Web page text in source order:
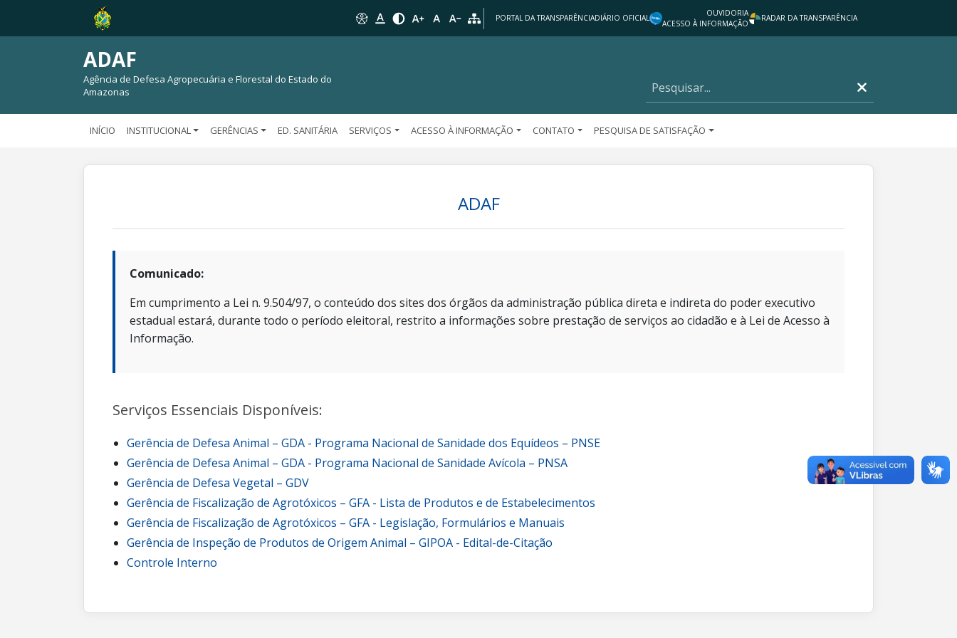
PORTAL DA TRANSPARÊNCIADIÁRIO OFICIAL
OUVIDORIA
ACESSO À INFORMAÇÃO
RADAR DA TRANSPARÊNCIA
ADAF
Agência de Defesa Agropecuária e Florestal do Estado do
Amazonas
INÍCIO INSTITUCIONAL GERÊNCIAS ED. SANITÁRIA SERVIÇOS ACESSO À INFORMAÇÃO CONTATO PESQUISA DE SATISFAÇÃO
ADAF
Comunicado:
Em cumprimento a Lei n. 9.504/97, o conteúdo dos sites dos órgãos da administração pública direta e indireta do poder executivo
estadual estará, durante todo o período eleitoral, restrito a informações sobre prestação de serviços ao cidadão e à Lei de Acesso à
Informação.
Serviços Essenciais Disponíveis:
Gerência de Defesa Animal – GDA - Programa Nacional de Sanidade dos Equídeos – PNSE
Gerência de Defesa Animal – GDA - Programa Nacional de Sanidade Avícola – PNSA
Gerência de Defesa Vegetal – GDV
Gerência de Fiscalização de Agrotóxicos – GFA - Lista de Produtos e de Estabelecimentos
Gerência de Fiscalização de Agrotóxicos – GFA - Legislação, Formulários e Manuais
Gerência de Inspeção de Produtos de Origem Animal – GIPOA - Edital-de-Citação
Controle Interno